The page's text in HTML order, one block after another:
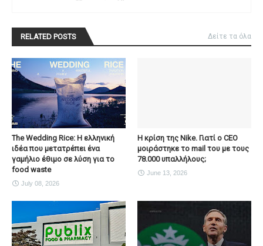
RELATED POSTS Δείτε τα όλα
The Wedding Rice: Η ελληνική
ιδέα που μετατρέπει ένα
γαμήλιο έθιμο σε λύση για το
food waste
July 08, 2026
Η κρίση της Nike. Γιατί ο CEO
μοιράστηκε το mail του με τους
78.000 υπαλλήλους;
June 13, 2026